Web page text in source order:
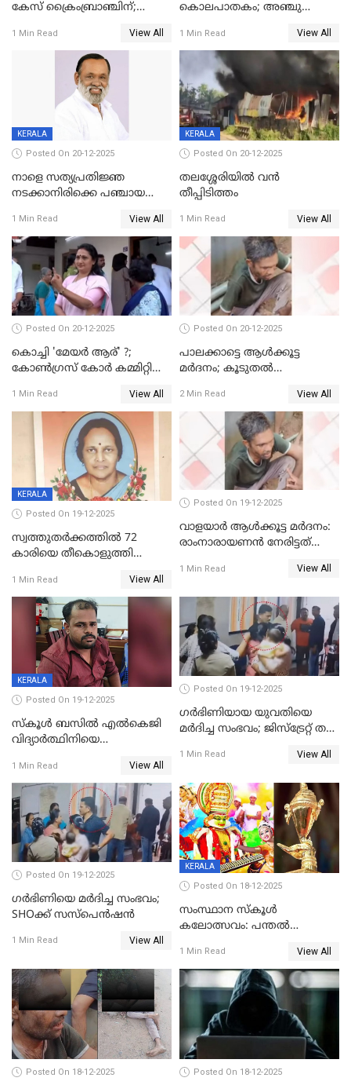
കേസ് ക്രൈംബ്രാഞ്ചിന്;
അന്വേഷിക്കും
1 Min Read View All
കൊലപാതകം; അഞ്ചു
കഴുത്തുഞെരിച്ച് കൊന്നു
1 Min Read View All
KERALA
Posted On 20-12-2025
നാളെ സത്യപ്രതിജ്ഞ
നടക്കാനിരിക്കെ പഞ്ചായത്ത്
1 Min Read View All
KERALA
Posted On 20-12-2025
തലശ്ശേരിയിൽ വൻ
തീപ്പിടിത്തം
1 Min Read View All
Posted On 20-12-2025
കൊച്ചി 'മേയർ ആര്' ?;
കോണ്‍ഗ്രസ് കോര്‍ കമ്മിറ്റി
1 Min Read View All
Posted On 20-12-2025
പാലക്കാട്ടെ ആള്‍ക്കൂട്ട
മര്‍ദനം; കൂടുതല്‍
അംഗ സംഘമെന്ന് വിവരം
2 Min Read View All
KERALA
Posted On 19-12-2025
സ്വത്തുതര്‍ക്കത്തില്‍ 72
കാരിയെ തീകൊളുത്തി
ക്രൂരകൊലപാതകത്തില്‍
സഹോദരിപുത്രന് ജീവപര്യന്തം
1 Min Read View All
Posted On 19-12-2025
വാളയാർ ആൾക്കൂട്ട മർദനം:
രാംനാരായണൻ നേരിട്ടത്
നാൽപ്പതിലേറെ
റിപ്പോർട്ട്
1 Min Read View All
KERALA
Posted On 19-12-2025
സ്കൂൾ ബസിൽ എൽകെജി
വിദ്യാര്‍ത്ഥിനിയെ
ക്ലീനര്‍ പിടിയിൽ
1 Min Read View All
Posted On 19-12-2025
ഗര്‍ഭിണിയായ യുവതിയെ
മര്‍ദിച്ച സംഭവം; ജിസ്‌ട്രേറ്റ് തല
യുവതി
1 Min Read View All
Posted On 19-12-2025
ഗര്‍ഭിണിയെ മർദിച്ച സംഭവം;
SHOക്ക് സസ്പെൻഷൻ
1 Min Read View All
KERALA
Posted On 18-12-2025
സംസ്ഥാന സ്കൂൾ
കലോത്സവം: പന്തൽ
1 Min Read View All
Posted On 18-12-2025 Posted On 18-12-2025